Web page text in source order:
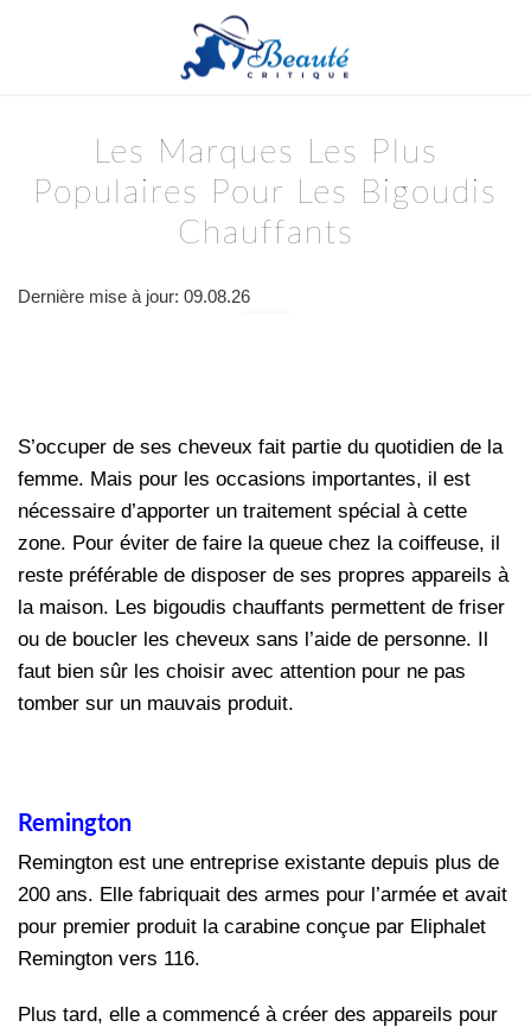
Les Marques Les Plus
Populaires Pour Les Bigoudis
Chauffants
Dernière mise à jour: 09.08.26
S’occuper de ses cheveux fait partie du quotidien de la
femme. Mais pour les occasions importantes, il est
nécessaire d’apporter un traitement spécial à cette
zone. Pour éviter de faire la queue chez la coiffeuse, il
reste préférable de disposer de ses propres appareils à
la maison. Les bigoudis chauffants permettent de friser
ou de boucler les cheveux sans l’aide de personne. Il
faut bien sûr les choisir avec attention pour ne pas
tomber sur un mauvais produit.
Remington
Remington est une entreprise existante depuis plus de
200 ans. Elle fabriquait des armes pour l’armée et avait
pour premier produit la carabine conçue par Eliphalet
Remington vers 116.
Plus tard, elle a commencé à créer des appareils pour